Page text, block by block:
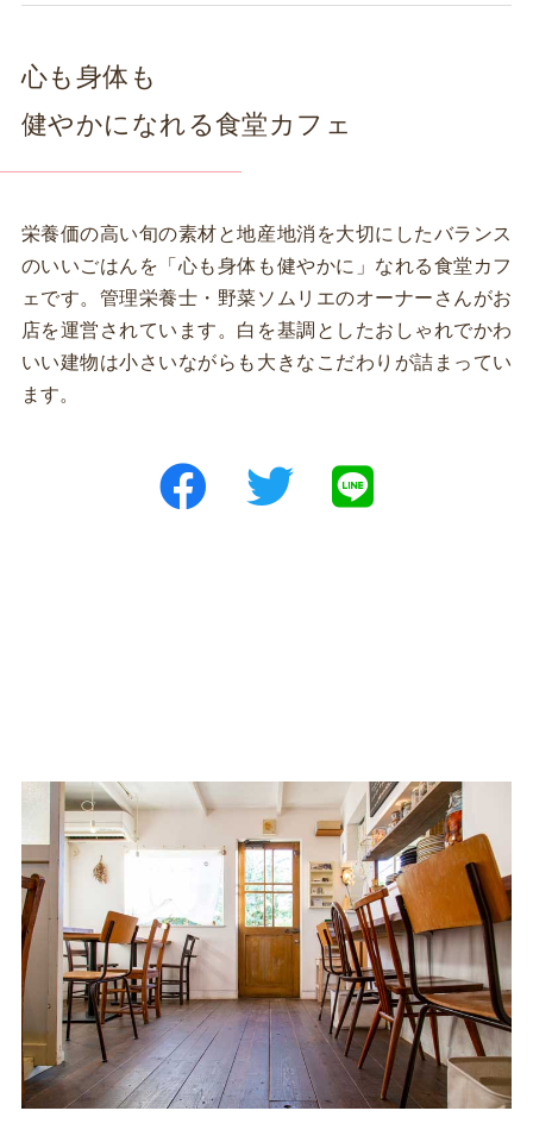
心も身体も
健やかになれる食堂カフェ
栄養価の高い旬の素材と地産地消を大切にしたバランス
のいいごはんを「心も身体も健やかに」なれる食堂カフ
ェです。管理栄養士・野菜ソムリエのオーナーさんがお
店を運営されています。白を基調としたおしゃれでかわ
いい建物は小さいながらも大きなこだわりが詰まってい
ます。